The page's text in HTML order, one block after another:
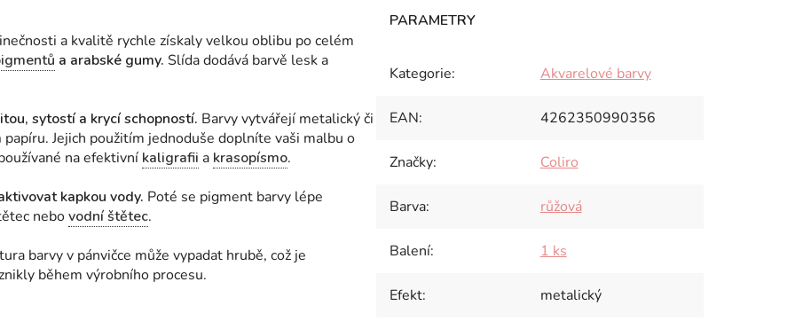
a kvalitě rychle získaly velkou oblibu po celém
a arabské gumy. Slída dodává barvě lesk a
sytostí a krycí schopností. Barvy vytvářejí metalický či
papíru. Jejich použitím jednoduše doplníte vaši malbu o
na efektivní kaligrafii a krasopísmo.
kapkou vody. Poté se pigment barvy lépe
nebovodní štětec.
barvy v pánvičce může vypadat hrubě, což je
během výrobního procesu.
Kategorie: Akvarelové barvy
EAN: 4262350990356
Značky: Coliro
Barva: růžová
Balení: 1 ks
Efekt: metalický